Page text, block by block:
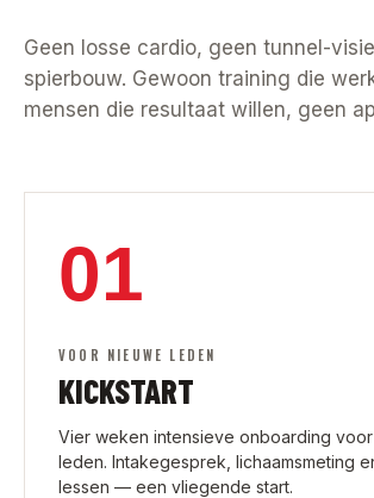
Geen losse cardio, geen tunnel-visie
spierbouw. Gewoon training die
mensen die resultaat willen, geen
01
VOOR NIEUWE LEDEN
KICKSTART
Vier weken intensieve onboarding
leden. Intakegesprek, lichaamsmeting
lessen — een vliegende start.